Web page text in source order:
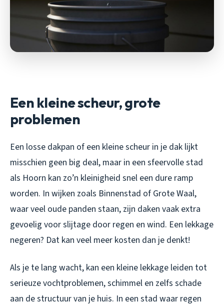
Een kleine scheur, grote
problemen
Een losse dakpan of een kleine scheur in je dak lijkt
misschien geen big deal, maar in een sfeervolle stad
als Hoorn kan zo’n kleinigheid snel een dure ramp
worden. In wijken zoals Binnenstad of Grote Waal,
waar veel oude panden staan, zijn daken vaak extra
gevoelig voor slijtage door regen en wind. Een lekkage
negeren? Dat kan veel meer kosten dan je denkt!
Als je te lang wacht, kan een kleine lekkage leiden tot
serieuze vochtproblemen, schimmel en zelfs schade
aan de structuur van je huis. In een stad waar regen